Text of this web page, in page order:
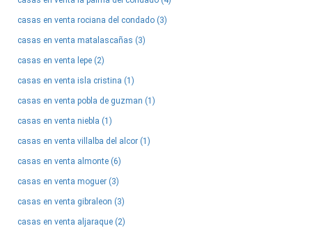
casas en venta rociana del condado (3)
casas en venta matalascañas (3)
casas en venta lepe (2)
casas en venta isla cristina (1)
casas en venta pobla de guzman (1)
casas en venta niebla (1)
casas en venta villalba del alcor (1)
casas en venta almonte (6)
casas en venta moguer (3)
casas en venta gibraleon (3)
casas en venta aljaraque (2)